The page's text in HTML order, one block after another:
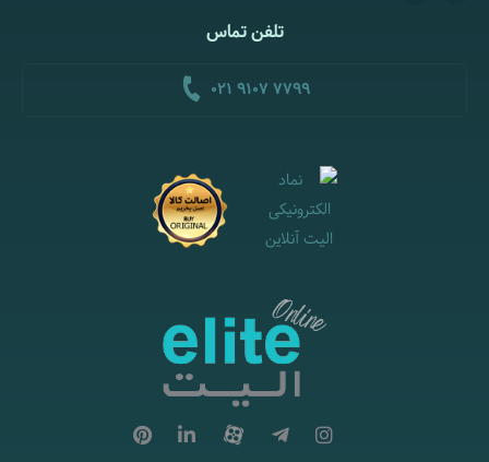
تلفن تماس
021 9107 7799